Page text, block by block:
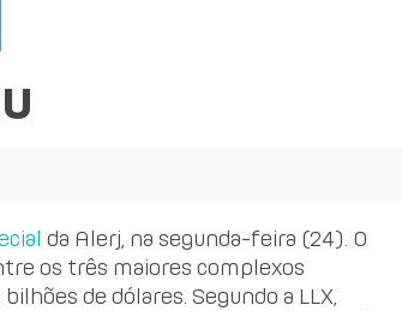
da Alerj, na segunda-feira (24). O
os três maiores complexos
de dólares. Segundo a LLX,